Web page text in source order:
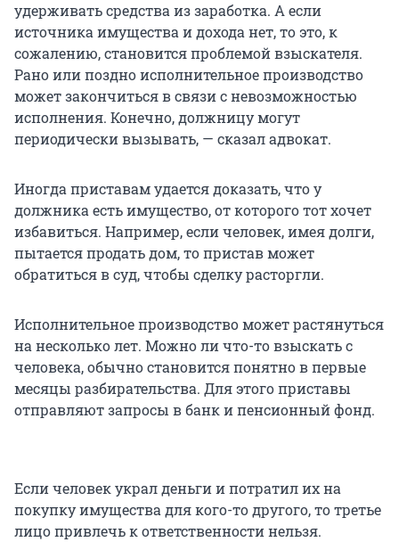
удерживать средства из заработка. А если
источника имущества и дохода нет, то это, к
сожалению, становится проблемой взыскателя.
Рано или поздно исполнительное производство
может закончиться в связи с невозможностью
исполнения. Конечно, должницу могут
периодически вызывать, — сказал адвокат.
Иногда приставам удается доказать, что у
должника есть имущество, от которого тот хочет
избавиться. Например, если человек, имея долги,
пытается продать дом, то пристав может
обратиться в суд, чтобы сделку расторгли.
Исполнительное производство может растянуться
на несколько лет. Можно ли что-то взыскать с
человека, обычно становится понятно в первые
месяцы разбирательства. Для этого приставы
отправляют запросы в банк и пенсионный фонд.
Если человек украл деньги и потратил их на
покупку имущества для кого-то другого, то третье
лицо привлечь к ответственности нельзя.